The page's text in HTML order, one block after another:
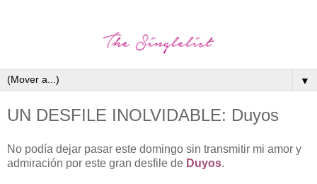
▼
UN DESFILE INOLVIDABLE: Duyos
No podía dejar pasar este domingo sin transmitir mi amor y
admiración por este gran desfile de Duyos.